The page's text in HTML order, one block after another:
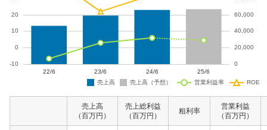
売上高
（百万円）
売上総利益
（百万円）
粗利率
営業利益
（百万円）